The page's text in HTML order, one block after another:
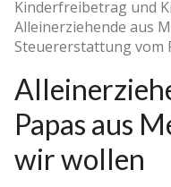
Kinderfreibetrag und
Alleinerziehende aus
Steuererstattung vom
Papas aus
wir wollen